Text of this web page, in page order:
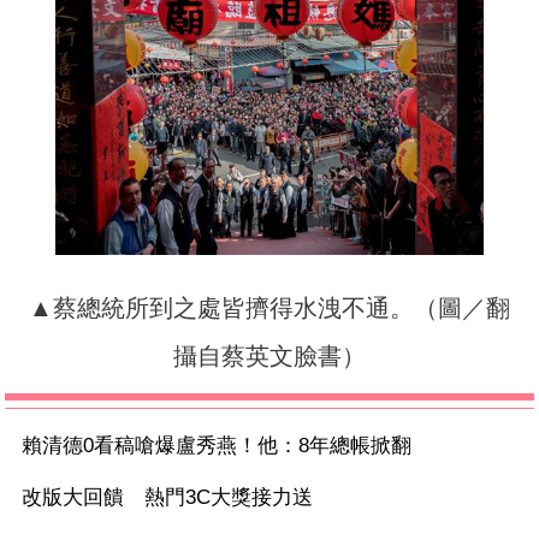
▲蔡總統所到之處皆擠得水洩不通。（圖／翻
攝自蔡英文臉書）
賴清德0看稿嗆爆盧秀燕！他：8年總帳掀翻
改版大回饋 熱門3C大獎接力送